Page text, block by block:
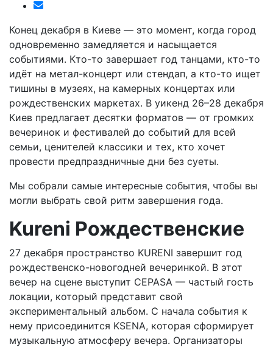
Конец декабря в Киеве — это момент, когда город
одновременно замедляется и насыщается
событиями. Кто-то завершает год танцами, кто-то
идёт на метал-концерт или стендап, а кто-то ищет
тишины в музеях, на камерных концертах или
рождественских маркетах. В уикенд 26–28 декабря
Киев предлагает десятки форматов — от громких
вечеринок и фестивалей до событий для всей
семьи, ценителей классики и тех, кто хочет
провести предпраздничные дни без суеты.
Мы собрали самые интересные события, чтобы вы
могли выбрать свой ритм завершения года.
Kureni Рождественские
27 декабря пространство KURENI завершит год
рождественско-новогодней вечеринкой. В этот
вечер на сцене выступит CEPASA — частый гость
локации, который представит свой
экспериментальный альбом. С начала события к
нему присоединится KSENA, которая сформирует
музыкальную атмосферу вечера. Организаторы